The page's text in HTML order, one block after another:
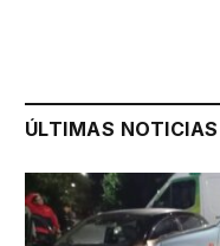
ÚLTIMAS NOTICIAS